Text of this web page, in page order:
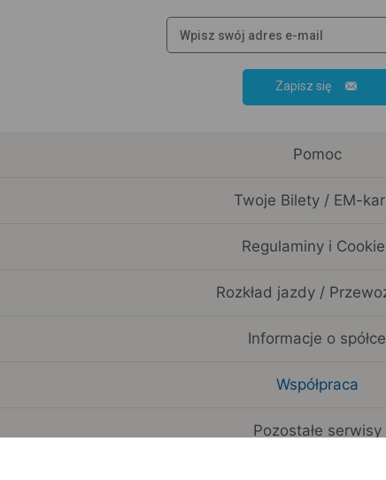
Zapisz się
Pomoc
Twoje Bilety / EM-
Regulaminy i
Rozkład jazdy /
Informacje o spółce
Współpraca
Pozostałe serwisy